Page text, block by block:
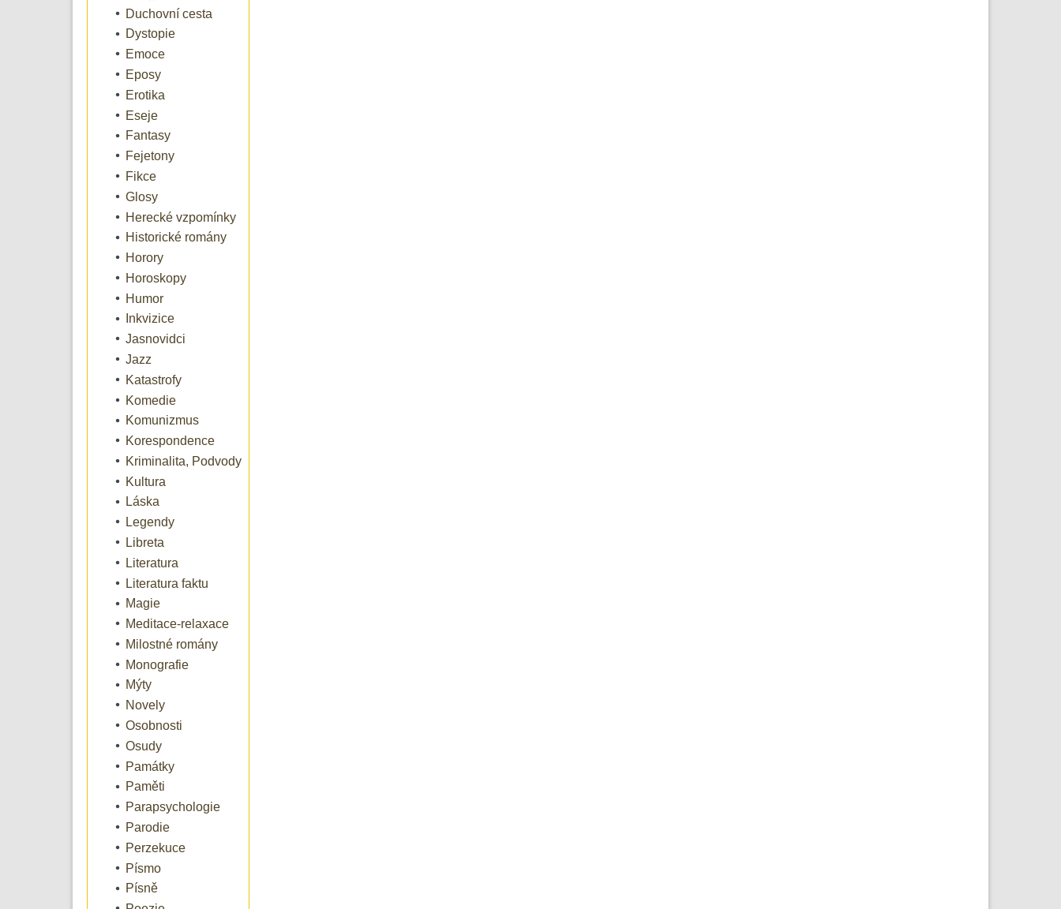
Duchovní cesta
Dystopie
Emoce
Eposy
Erotika
Eseje
Fantasy
Fejetony
Fikce
Glosy
Herecké vzpomínky
Historické romány
Horory
Horoskopy
Humor
Inkvizice
Jasnovidci
Jazz
Katastrofy
Komedie
Komunizmus
Korespondence
Kriminalita, Podvody
Kultura
Láska
Legendy
Libreta
Literatura
Literatura faktu
Magie
Meditace-relaxace
Milostné romány
Monografie
Mýty
Novely
Osobnosti
Osudy
Památky
Paměti
Parapsychologie
Parodie
Perzekuce
Písmo
Písně